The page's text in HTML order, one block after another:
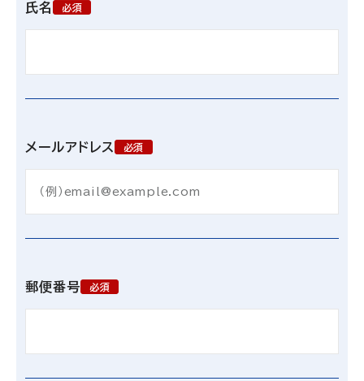
氏名 必須
メールアドレス 必須
郵便番号 必須